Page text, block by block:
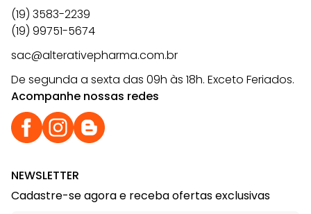
(19) 3583-2239
(19) 99751-5674
sac@alterativepharma.com.br
De segunda a sexta das 09h às 18h. Exceto Feriados.
Acompanhe nossas redes
NEWSLETTER
Cadastre-se agora e receba ofertas exclusivas